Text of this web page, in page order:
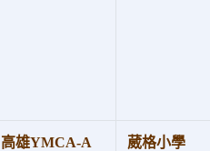
高雄YMCA-A
葳格小學